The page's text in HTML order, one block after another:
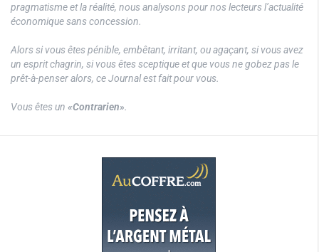
pragmatisme et la réalité, nous analysons pour nos lecteurs l’actualité
économique sans concession.
Alors si vous êtes pénible, embêtant, irritant, ou agaçant, si vous avez
un esprit chagrin, si vous êtes sceptique et que vous ne gobez pas le
prêt-à-penser alors, ce Journal est fait pour vous.
Vous êtes un «Contrarien».